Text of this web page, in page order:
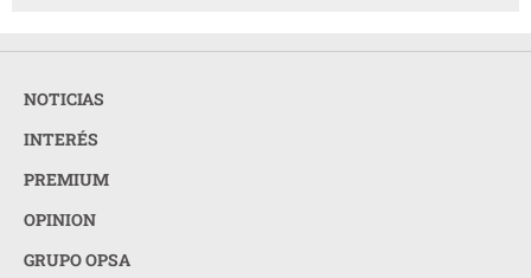
NOTICIAS
INTERÉS
PREMIUM
OPINION
GRUPO OPSA